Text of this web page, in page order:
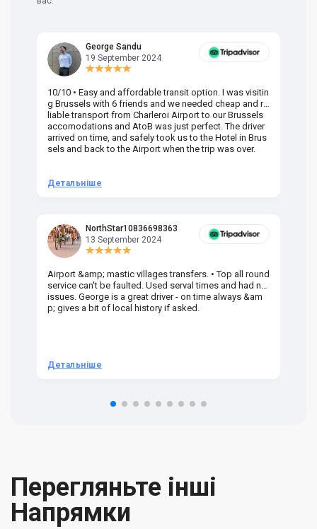
George Sandu
19 September 2024
10/10 • Easy and affordable transit option. I was visitin
g Brussels with 6 friends and we needed cheap and re
liable transport from Charleroi Airport to our Brussels
accomodations and AtoB was just perfect. The driver
arrived on time, and safely took us to the Hotel in Brus
sels and back to the Airport when the trip was over.
Детальніше
NorthStar10836698363
13 September 2024
Airport &amp; mastic villages transfers. • Top all round
service can't be faulted. Used serval times and had no
issues. George is a great driver - on time always &am
p; gives a bit of local history if asked.
Детальніше
Перегляньте інші
Напрямки